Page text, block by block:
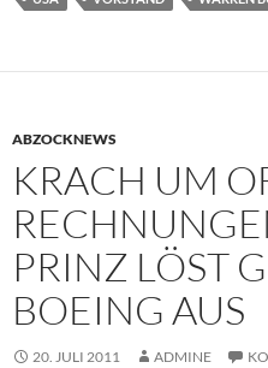
ABZOCKNEWS
KRACH UM
PRINZ LÖST
BOEING AUS
20. JULI 2011 ADMINE